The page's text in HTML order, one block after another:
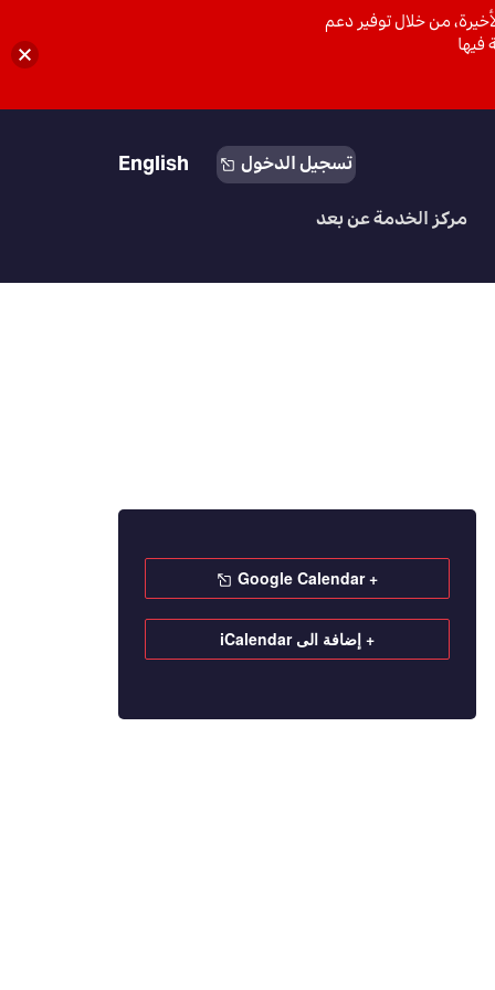
تسجيل الدخول English
مركز الخدمة عن بعد
+ Google Calendar
+ إضافة الى iCalendar
من خلال توفير دعم